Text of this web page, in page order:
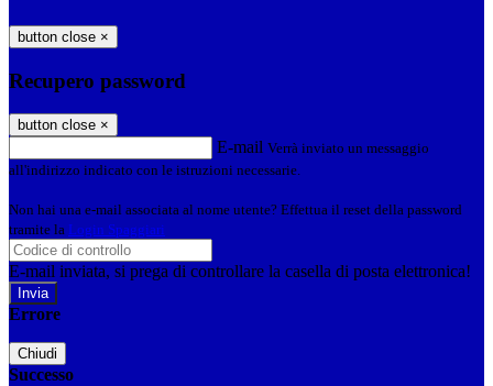
button close ×
Recupero password
button close ×
E-mail Verrà inviato un messaggio
all'indirizzo indicato con le istruzioni necessarie.
Non hai una e-mail associata al nome utente? Effettua il reset della password
tramite la Login Spaggiari
E-mail inviata, si prega di controllare la casella di posta elettronica!
Errore
Chiudi
Successo